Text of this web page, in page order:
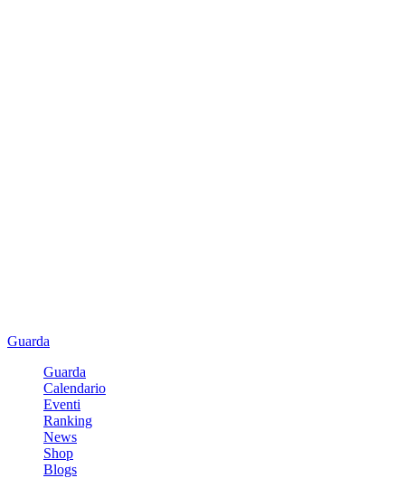
Guarda
Guarda
Calendario
Eventi
Ranking
News
Shop
Blogs